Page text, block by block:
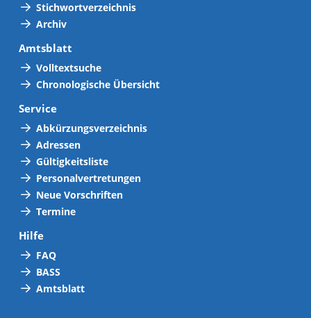
Stichwortverzeichnis
Archiv
Amtsblatt
Volltextsuche
Chronologische Übersicht
Service
Abkürzungsverzeichnis
Adressen
Gültigkeitsliste
Personalvertretungen
Neue Vorschriften
Termine
Hilfe
FAQ
BASS
Amtsblatt